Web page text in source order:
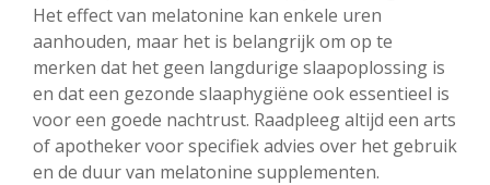
Het effect van melatonine kan enkele uren
aanhouden, maar het is belangrijk om op te
merken dat het geen langdurige slaapoplossing is
en dat een gezonde slaaphygiëne ook essentieel is
voor een goede nachtrust. Raadpleeg altijd een arts
of apotheker voor specifiek advies over het gebruik
en de duur van melatonine supplementen.